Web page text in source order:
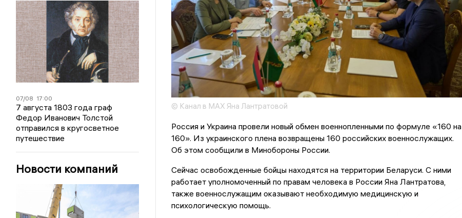
07/08 17:00
7 августа 1803 года граф
Федор Иванович Толстой
отправился в кругосветное
путешествие
Новости компаний
© Канал в MAX Яна Лантратовой
Россия и Украина провели новый обмен военнопленными по формуле «160 на
160». Из украинского плена возвращены 160 российских военнослужащих.
Об этом сообщили в Минобороны России.
Сейчас освобожденные бойцы находятся на территории Беларуси. С ними
работает уполномоченный по правам человека в России Яна Лантратова,
также военнослужащим оказывают необходимую медицинскую и
психологическую помощь.